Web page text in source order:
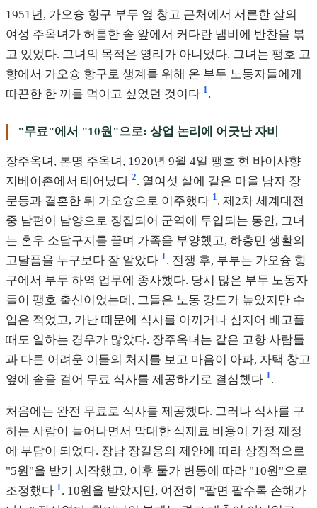
1951년, 가오슝 항구 부두 옆 창고 근처에서 서른한 살의
여성 주옥녀가 허름한 솥 앞에서 커다란 냄비에 반찬을 볶
고 있었다. 그녀의 목적은 영리가 아니었다. 그녀는 팽호 고
향에서 가오슝 항구로 생계를 위해 온 부두 노동자들에게
따끈한 한 끼를 먹이고 싶었던 것이다 1.
"무료"에서 "10원"으로: 상업 논리에 어긋난 자비
장주옥녀, 본명 주옥녀, 1920년 9월 4일 팽호 현 바이사향
지베이촌에서 태어났다 2. 열여섯 살에 같은 마을 남자 장
문등과 결혼한 뒤 가오슝으로 이주했다 1. 제2차 세계대전
중 남편이 남양으로 징집되어 군역에 투입되는 동안, 그녀
는 혼우 소달구지를 끌며 가족을 부양했고, 하층민 생활의
고달픔을 누구보다 잘 알았다 1. 전쟁 후, 부부는 가오슝 항
구에서 부두 하역 업무에 종사했다. 당시 많은 부두 노동자
들이 팽호 출신이었는데, 그들은 노동 강도가 높았지만 수
입은 적었고, 가난 때문에 식사를 아끼거나 심지어 배고플
때도 일하는 경우가 많았다. 장주옥녀는 같은 고향 사람들
과 다른 어려운 이들의 처지를 보고 마음이 아파, 자택 창고
옆에 솥을 걸어 무료 식사를 제공하기로 결심했다 1.
처음에는 완전 무료로 식사를 제공했다. 그러나 식사를 구
하는 사람이 늘어나면서 막대한 식재료 비용이 가정 재정
에 부담이 되었다. 장남 장길웅의 제안에 따라 상징적으로
"5원"을 받기 시작했고, 이후 물가 변동에 따라 "10원"으로
조정했다 1 . 10원을 받았지만, 여전히 "팔면 팔수록 손해가